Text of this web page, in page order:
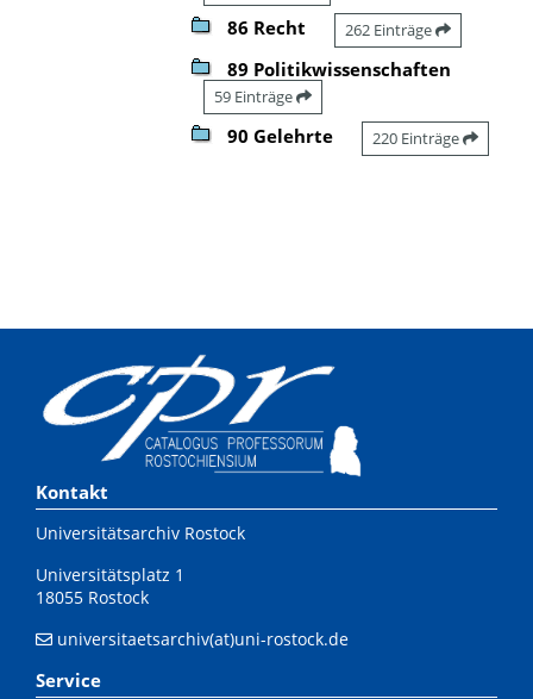
86 Recht 262 Einträge
89 Politikwissenschaften
59 Einträge
90 Gelehrte 220 Einträge
Kontakt
Universitätsarchiv Rostock
Universitätsplatz 1
18055 Rostock
universitaetsarchiv(at)uni-rostock.de
Service